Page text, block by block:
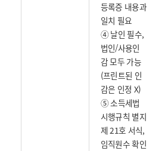
등록증 내용과
일치 필요
④ 날인 필수,
법인/사용인
감 모두 가능
(프린트된 인
감은 인정 X)
⑤ 소득세법
시행규칙 별지
제 21호 서식,
임직원수 확인